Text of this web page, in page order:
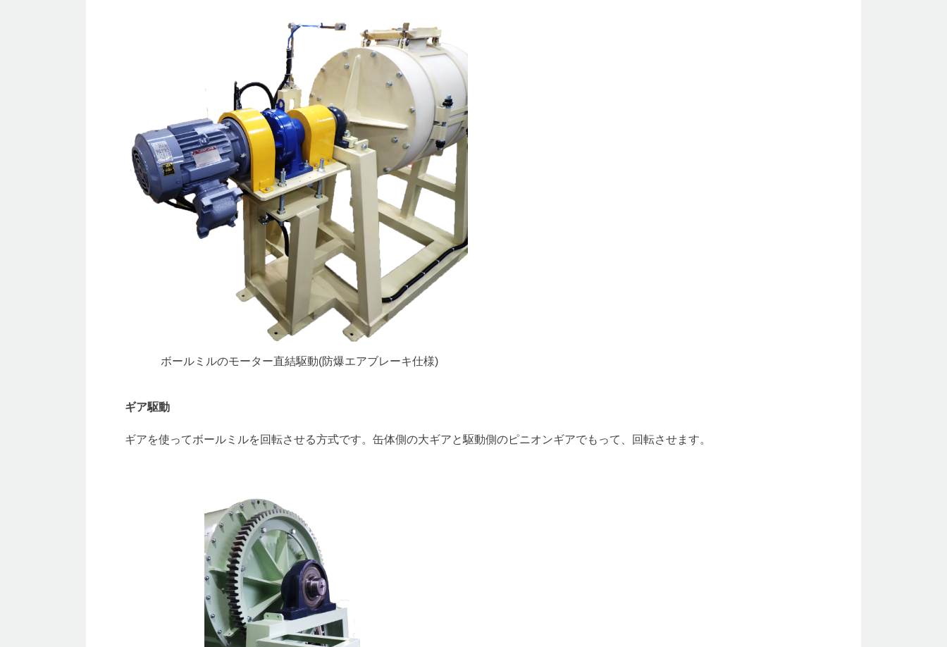
ボールミルのモーター直結駆動(防爆エアブレーキ仕様)
ギア駆動
ギアを使ってボールミルを回転させる方式です。缶体側の大ギアと駆動側のピニオンギアでもって、回転させます。